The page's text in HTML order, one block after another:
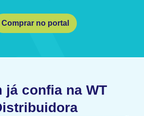
Comprar no portal
já confia na WT